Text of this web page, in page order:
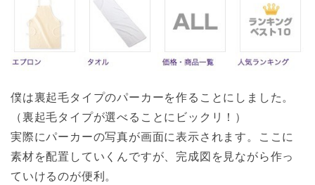
僕は裏起毛タイプのパーカーを作ることにしました。
（裏起毛タイプが選べることにビックリ！）
実際にパーカーの写真が画面に表示されます。ここに
素材を配置していくんですが、完成図を見ながら作っ
ていけるのが便利。